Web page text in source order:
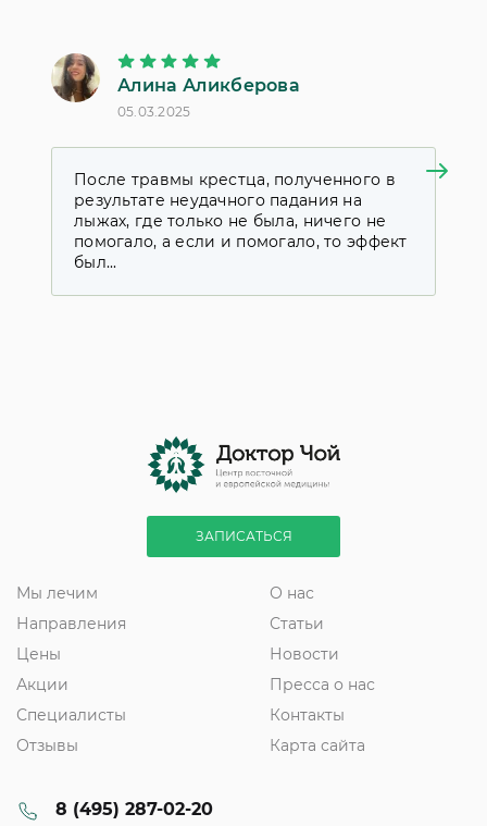
Алина Аликберова
05.03.2025
После травмы крестца, полученного в
результате неудачного падания на
лыжах, где только не была, ничего не
помогало, а если и помогало, то эффект
был...
ЗАПИСАТЬСЯ
Мы лечим
Направления
Цены
Акции
Специалисты
Отзывы
О нас
Статьи
Новости
Пресса о нас
Контакты
Карта сайта
8 (495) 287-02-20